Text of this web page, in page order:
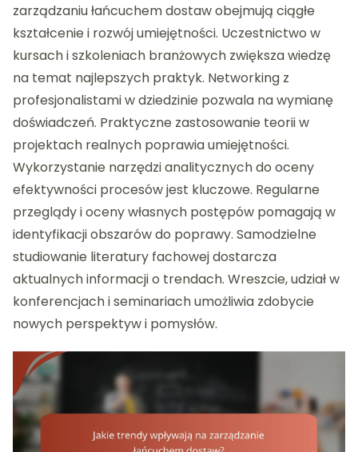
zarządzaniu łańcuchem dostaw obejmują ciągłe
kształcenie i rozwój umiejętności. Uczestnictwo w
kursach i szkoleniach branżowych zwiększa wiedzę
na temat najlepszych praktyk. Networking z
profesjonalistami w dziedzinie pozwala na wymianę
doświadczeń. Praktyczne zastosowanie teorii w
projektach realnych poprawia umiejętności.
Wykorzystanie narzędzi analitycznych do oceny
efektywności procesów jest kluczowe. Regularne
przeglądy i oceny własnych postępów pomagają w
identyfikacji obszarów do poprawy. Samodzielne
studiowanie literatury fachowej dostarcza
aktualnych informacji o trendach. Wreszcie, udział w
konferencjach i seminariach umożliwia zdobycie
nowych perspektyw i pomysłów.